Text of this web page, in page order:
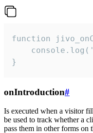
function
}
onIntroduction#
Is executed when a visitor
be used to track whether a
pass them in other forms on